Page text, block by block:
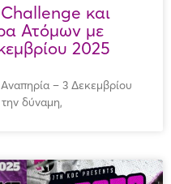
και
Ατόμων με
2025
– 3 Δεκεμβρίου
δύναμη,